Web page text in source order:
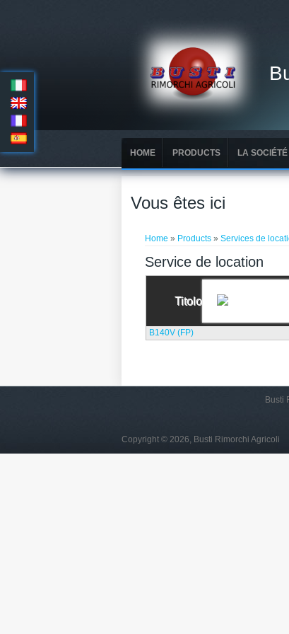
HOME PRODUCTS LA SOCIÉTÉ
Vous êtes ici
Home » Products »Services de
Service de location
Titolo
B140V (FP)
Busti
Copyright © 2026, Busti Rimorchi Agricoli